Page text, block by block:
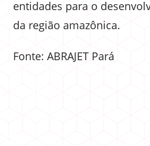
entidades para o
da região amazônica.
Fonte: ABRAJET Pará